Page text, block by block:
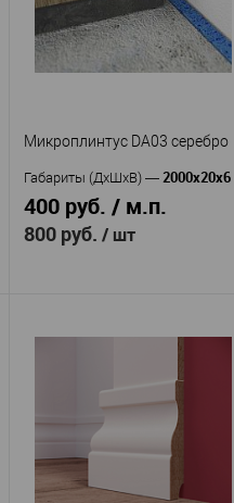
Микроплинтус DA03 серебро
Габариты (ДхШхВ) — 2000х20х6
400 руб. / м.п.
800 руб. / шт
—Микроплинтус
DA03 серебро
алюминий
с анодированным покрытием
Страна—Россия